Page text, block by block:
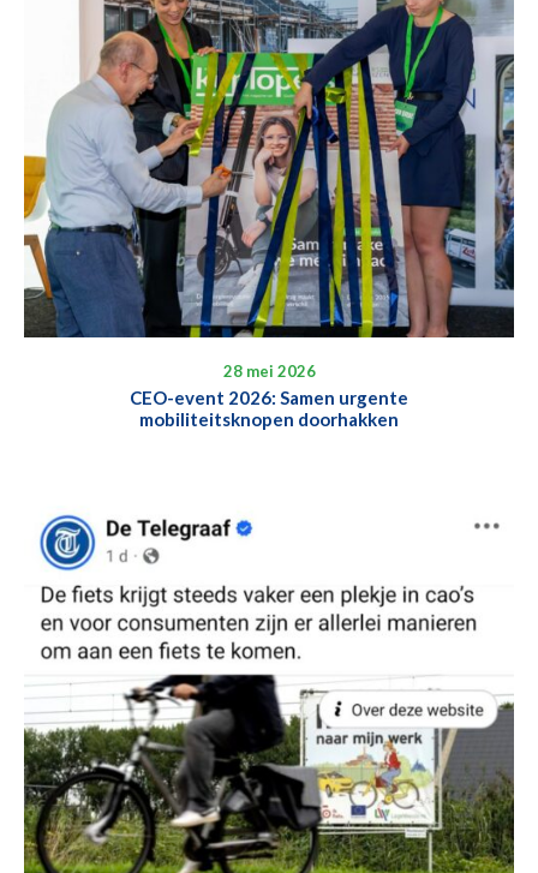
28 mei 2026
CEO-event 2026: Samen urgente
mobiliteitsknopen doorhakken